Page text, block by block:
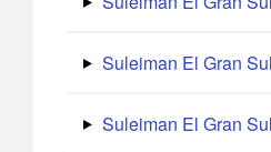
Suleiman El Gran
Suleiman El Gran